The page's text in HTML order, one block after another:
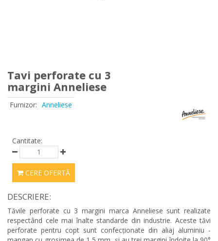
Tavi perforate cu 3
margini Anneliese
Furnizor: Anneliese
Cantitate:
CERE OFERTĂ
DESCRIERE:
Tăvile perforate cu 3 margini marca Anneliese sunt realizate
respectând cele mai înalte standarde din industrie. Aceste tăvi
perforate pentru copt sunt confecționate din aliaj aluminiu -